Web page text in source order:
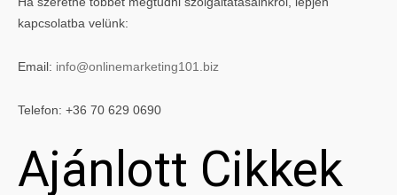
kapcsolatba velünk:
Email: info@onlinemarketing101.biz
Telefon: +36 70 629 0690
Ajánlott Cikkek